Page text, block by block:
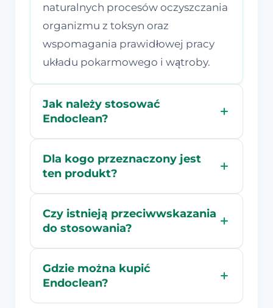
naturalnych procesów oczyszczania
organizmu z toksyn oraz
wspomagania prawidłowej pracy
układu pokarmowego i wątroby.
Jak należy stosować
Endoclean?
Dla kogo przeznaczony jest
ten produkt?
Czy istnieją przeciwwskazania
do stosowania?
Gdzie można kupić
Endoclean?